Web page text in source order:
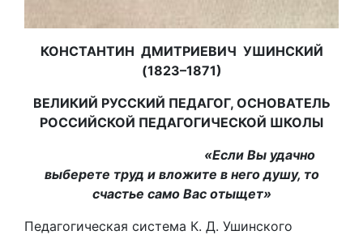
КОНСТАНТИН ДМИТРИЕВИЧ УШИНСКИЙ
(1823–1871)
ВЕЛИКИЙ РУССКИЙ ПЕДАГОГ, ОСНОВАТЕЛЬ
РОССИЙСКОЙ ПЕДАГОГИЧЕСКОЙ ШКОЛЫ
«Если Вы удачно
выберете труд и вложите в него душу, то
счастье само Вас отыщет»
Педагогическая система К. Д. Ушинского